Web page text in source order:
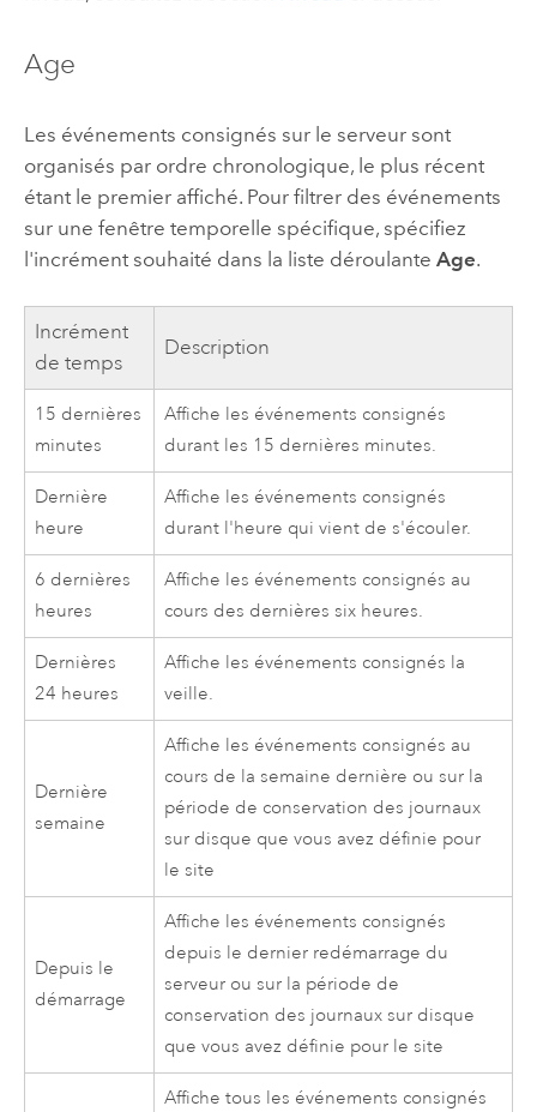
Age
Les événements consignés sur le serveur sont
organisés par ordre chronologique, le plus récent
étant le premier affiché. Pour filtrer des événements
sur une fenêtre temporelle spécifique, spécifiez
l'incrément souhaité dans la liste déroulante Age.
Incrément
de temps
Description
15 dernières
minutes
Affiche les événements consignés
durant les 15 dernières minutes.
Dernière
heure
Affiche les événements consignés
durant l'heure qui vient de s'écouler.
6 dernières
heures
Affiche les événements consignés au
cours des dernières six heures.
Dernières
24 heures
Affiche les événements consignés la
veille.
Dernière
semaine
Affiche les événements consignés au
cours de la semaine dernière ou sur la
période de conservation des journaux
sur disque que vous avez définie pour
le site
Depuis le
démarrage
Affiche les événements consignés
depuis le dernier redémarrage du
serveur ou sur la période de
conservation des journaux sur disque
que vous avez définie pour le site
Affiche tous les événements consignés